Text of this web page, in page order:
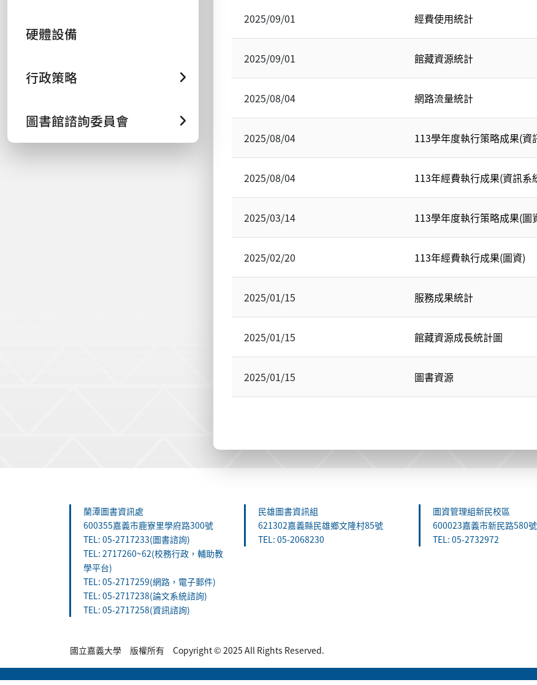
硬體設備
行政策略
圖書館諮詢委員會
2025/09/01 經費使用統計
2025/09/01 館藏資源統計
2025/08/04 網路流量統計
2025/08/04 113學年度執行策略成果(資
2025/08/04 113年經費執行成果(資訊系
2025/03/14 113學年度執行策略成果(圖
2025/02/20 113年經費執行成果(圖資)
2025/01/15 服務成果統計
2025/01/15 館藏資源成長統計圖
2025/01/15 圖書資源
蘭潭圖書資訊處
600355嘉義市鹿寮里學府路300號
TEL: 05-2717233(圖書諮詢)
TEL: 2717260~62(校務行政，輔助教
學平台)
TEL: 05-2717259(網路，電子郵件)
TEL: 05-2717238(論文系統諮詢)
TEL: 05-2717258(資訊諮詢)
民雄圖書資訊組
621302嘉義縣民雄鄉文隆村85號
TEL: 05-2068230
圖資管理組新民校區
600023嘉義市新民路580號
TEL: 05-2732972
國立嘉義大學 版權所有 Copyright © 2025 All Rights Reserved.